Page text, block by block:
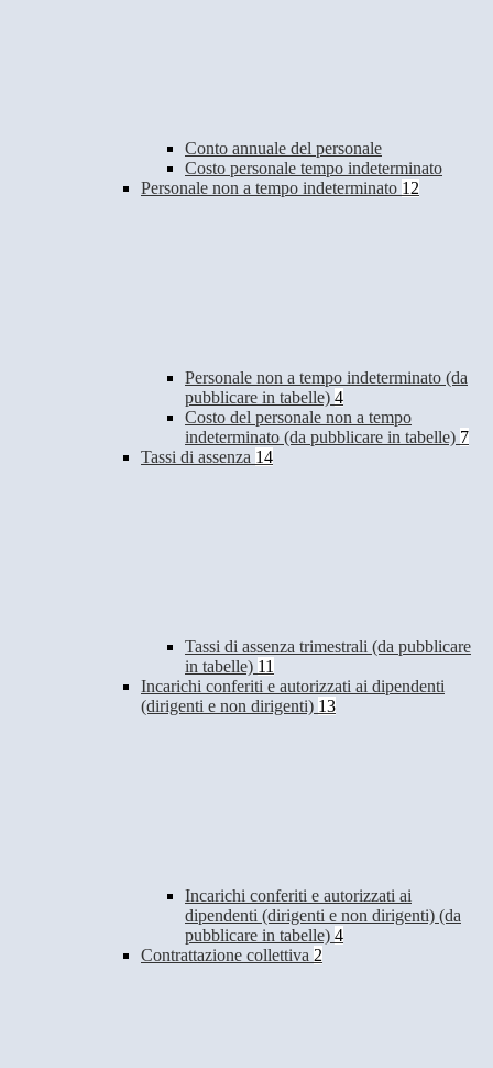
Conto annuale del personale
Costo personale tempo indeterminato
Personale non a tempo indeterminato 12
Personale non a tempo indeterminato (da
pubblicare in tabelle) 4
Costo del personale non a tempo
indeterminato (da pubblicare in tabelle) 7
Tassi di assenza 14
Tassi di assenza trimestrali (da pubblicare
in tabelle) 11
Incarichi conferiti e autorizzati ai dipendenti
(dirigenti e non dirigenti) 13
Incarichi conferiti e autorizzati ai
dipendenti (dirigenti e non dirigenti) (da
pubblicare in tabelle) 4
Contrattazione collettiva 2